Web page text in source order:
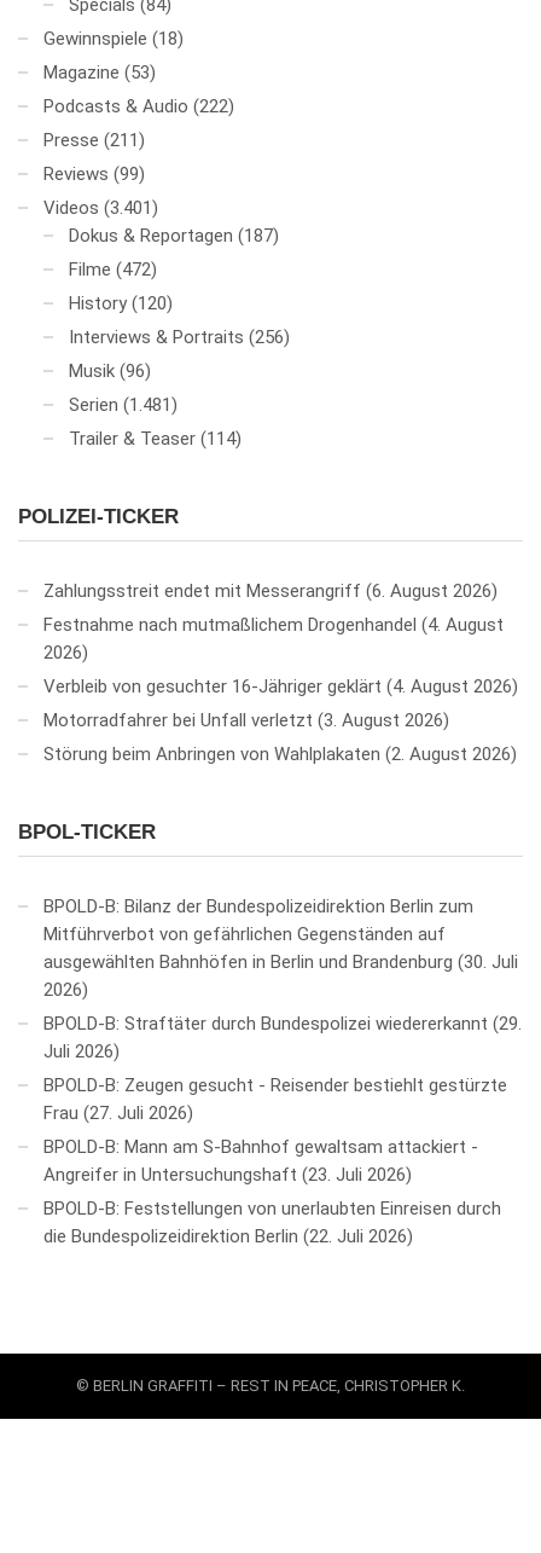
Gewinnspiele (18)
Magazine (53)
Podcasts & Audio (222)
Presse (211)
Reviews (99)
Videos (3.401)
Dokus & Reportagen (187)
Filme (472)
History (120)
Interviews & Portraits (256)
Musik (96)
Serien (1.481)
Trailer & Teaser (114)
POLIZEI-TICKER
Zahlungsstreit endet mit Messerangriff 6. August 2026
Festnahme nach mutmaßlichem Drogenhandel
4. August
2026
Verbleib von gesuchter 16-Jähriger geklärt
4. August 2026
Motorradfahrer bei Unfall verletzt 3. August 2026
Störung beim Anbringen von Wahlplakaten
2. August 2026
BPOL-TICKER
BPOLD-B: Bilanz der Bundespolizeidirektion Berlin zum
Mitführverbot von gefährlichen Gegenständen auf
ausgewählten Bahnhöfen in Berlin und Brandenburg 30. Juli
2026
BPOLD-B: Straftäter durch Bundespolizei wiedererkannt
29.
Juli 2026
BPOLD-B: Zeugen gesucht - Reisender bestiehlt gestürzte
Frau
27. Juli 2026
BPOLD-B: Mann am S-Bahnhof gewaltsam attackiert -
Angreifer in Untersuchungshaft
23. Juli 2026
BPOLD-B: Feststellungen von unerlaubten Einreisen durch
die Bundespolizeidirektion Berlin
22. Juli 2026
© BERLIN GRAFFITI – REST IN PEACE, CHRISTOPHER K.